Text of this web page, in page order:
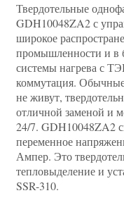
Твердотельные
GDH10048ZA2 с
широкое
промышленности и в
системы нагрева с
коммутация.
не живут,
отличной заменой и
24/7. GDH10048ZA2
переменное
Ампер. Это
тепловыделение и
SSR-310.